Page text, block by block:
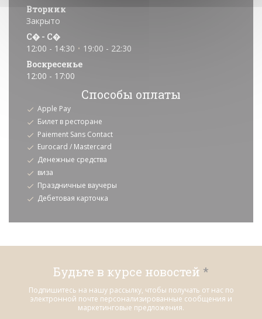
Вторник
Закрыто
С� - С�
12:00 - 14:30 • 19:00 - 22:30
Воскресенье
12:00 - 17:00
Способы оплаты
Apple Pay
Билет в ресторане
Paiement Sans Contact
Eurocard / Mastercard
Денежные средства
виза
Праздничные ваучеры
Дебетовая карточка
Будьте в курсе новостей *
Подпишитесь на нашу рассылку, чтобы получать от нас по
электронной почте персонализированные сообщения и
маркетинговые предложения.